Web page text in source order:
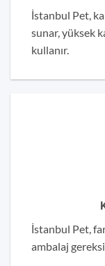
İstanbul Pet,
sunar, yüksek
kullanır.
İstanbul Pet,
ambalaj